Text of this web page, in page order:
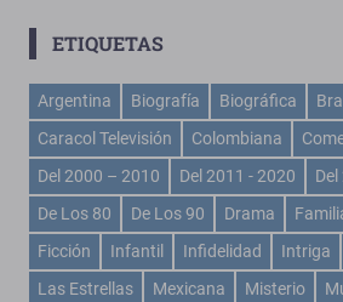
ETIQUETAS
Argentina Biografía Biográfica
Caracol Televisión
Colombiana
Del 2000 – 2010
Del 2011 - 2020
De Los 80
De Los 90 Drama
Ficción
Infantil Infidelidad Intriga
Las Estrellas
Mexicana Misterio